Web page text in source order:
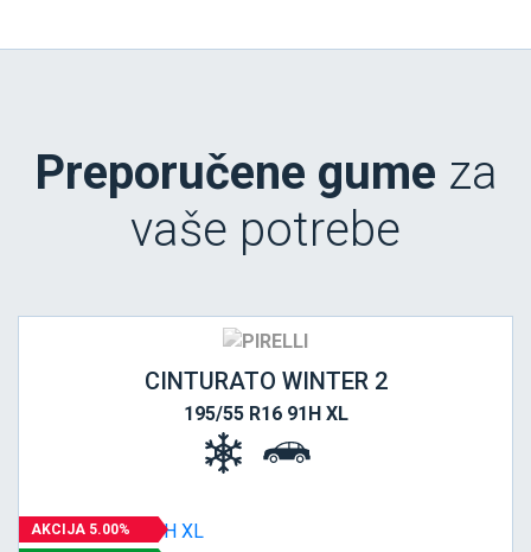
Preporučene gume za
vaše potrebe
CINTURATO WINTER 2
195/55 R16 91H XL
AKCIJA 5.00%